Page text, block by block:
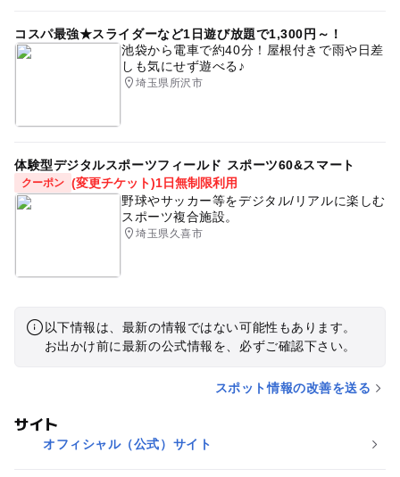
コスパ最強★スライダーなど1日遊び放題で1,300円～！
池袋から電車で約40分！屋根付きで雨や日差
しも気にせず遊べる♪
埼玉県所沢市
体験型デジタルスポーツフィールド スポーツ60&スマート
クーポン (変更チケット)1日無制限利用
野球やサッカー等をデジタル/リアルに楽しむ
スポーツ複合施設。
埼玉県久喜市
以下情報は、最新の情報ではない可能性もあります。
お出かけ前に最新の公式情報を、必ずご確認下さい。
スポット情報の改善を送る
サイト
オフィシャル（公式）サイト